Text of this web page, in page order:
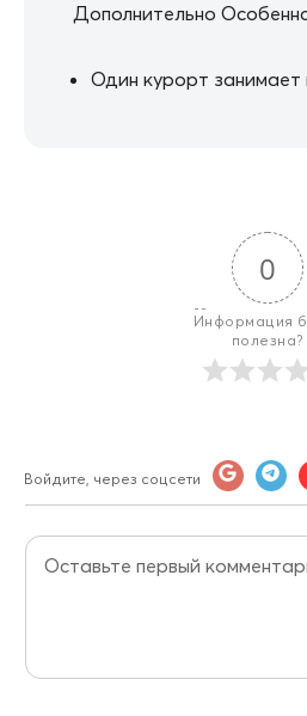
Дополнительно
Один курорт занимает
0
Информация
полезна?
Войдите, через соцсети